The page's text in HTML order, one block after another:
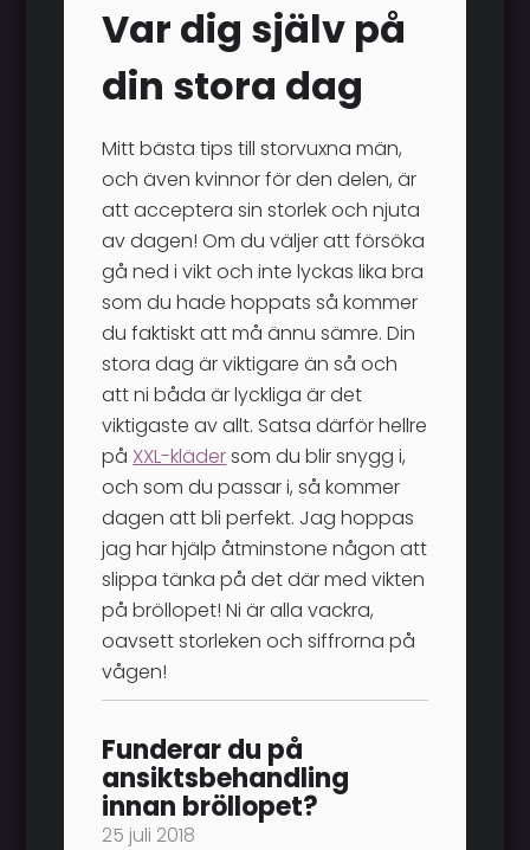
Var dig själv på
din stora dag
Mitt bästa tips till storvuxna män,
och även kvinnor för den delen, är
att acceptera sin storlek och njuta
av dagen! Om du väljer att försöka
gå ned i vikt och inte lyckas lika bra
som du hade hoppats så kommer
du faktiskt att må ännu sämre. Din
stora dag är viktigare än så och
att ni båda är lyckliga är det
viktigaste av allt. Satsa därför hellre
på XXL-klädersom du blir snygg i,
och som du passar i, så kommer
dagen att bli perfekt. Jag hoppas
jag har hjälp åtminstone någon att
slippa tänka på det där med vikten
på bröllopet! Ni är alla vackra,
oavsett storleken och siffrorna på
vågen!
Funderar du på
ansiktsbehandling
innan bröllopet?
25 juli 2018